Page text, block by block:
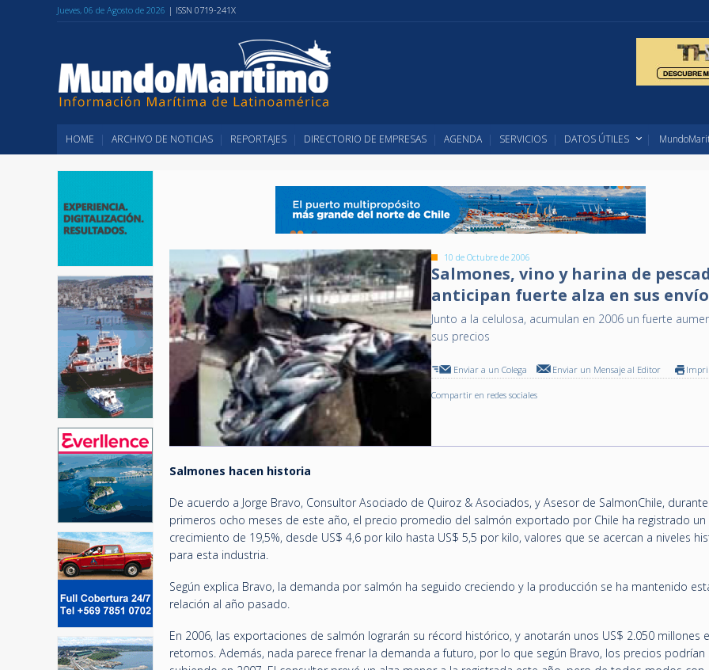
Jueves, 06 de Agosto de 2026 | ISSN 0719-241X
HOME ARCHIVO DE NOTICIAS REPORTAJES DIRECTORIO DE EMPRESAS AGENDA SERVICIOS DATOS ÚTILES
10 de Octubre de 2006
Salmones, vino y harina de
anticipan fuerte alza en sus
Junto a la celulosa, acumulan en 2006 un fuerte
sus precios
Enviar a un Colega Enviar un Mensaje al Editor
Compartir en redes sociales
Salmones hacen historia
De acuerdo a Jorge Bravo, Consultor Asociado de Quiroz & Asociados, y Asesor de SalmonChile,
primeros ocho meses de este año, el precio promedio del salmón exportado por Chile ha registrado un
crecimiento de 19,5%, desde US$ 4,6 por kilo hasta US$ 5,5 por kilo, valores que se acercan a niveles
para esta industria.
Según explica Bravo, la demanda por salmón ha seguido creciendo y la producción se ha mantenido
relación al año pasado.
En 2006, las exportaciones de salmón lograrán su récord histórico, y anotarán unos US$ 2.050 millones
retornos. Además, nada parece frenar la demanda a futuro, por lo que según Bravo, los precios podrían